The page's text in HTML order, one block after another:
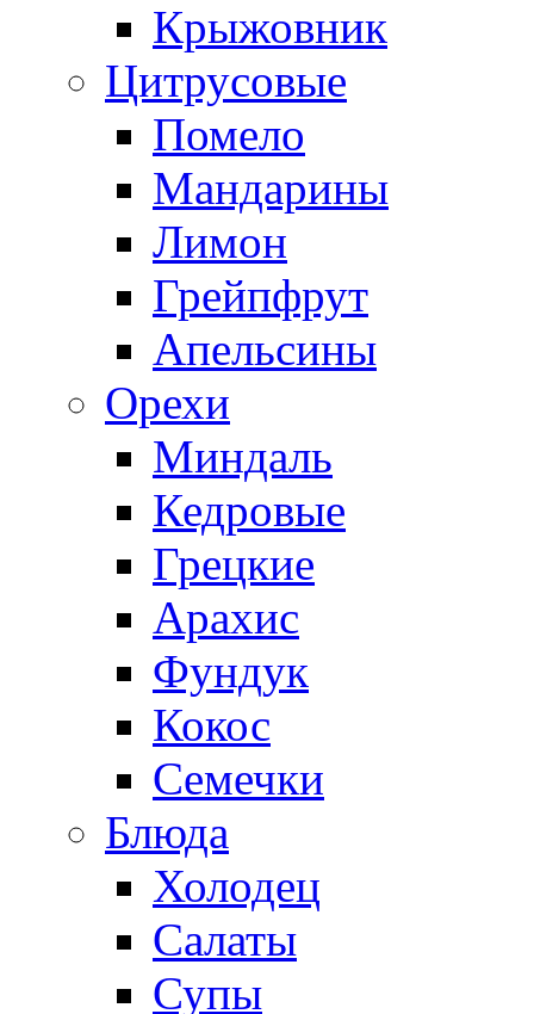
Крыжовник
Цитрусовые
Помело
Мандарины
Лимон
Грейпфрут
Апельсины
Орехи
Миндаль
Кедровые
Грецкие
Арахис
Фундук
Кокос
Семечки
Блюда
Холодец
Салаты
Супы